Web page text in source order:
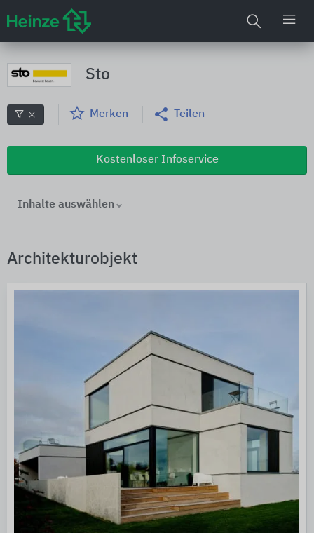
Sto
Merken Teilen
Kostenloser Infoservice
Inhalte auswählen
Architekturobjekt